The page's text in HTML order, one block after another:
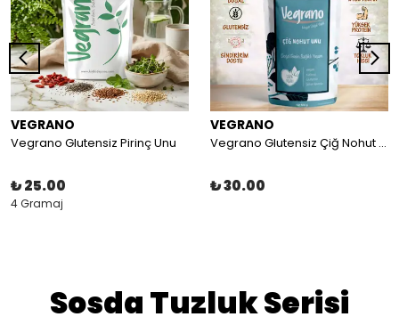
VEGRANO
Vegrano Glutensiz Pirinç Unu
₺ 25.00
4 Gramaj
VEGRANO
Vegrano Glutensiz Çiğ Nohut Unu 100 g
₺ 30.00
Sosda Tuzluk Serisi